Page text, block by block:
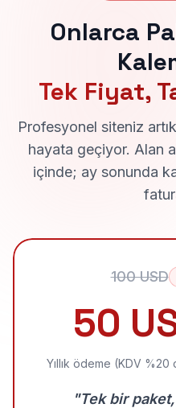
Onlarca
Tek Fiyat,
Profesyonel siteniz
hayata geçiyor. Alan
içinde; ay sonunda
100 USD
50
Yıllık ödeme (KDV %20
"Tek bir